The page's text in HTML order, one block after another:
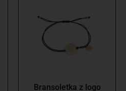
Bransoletka z logo